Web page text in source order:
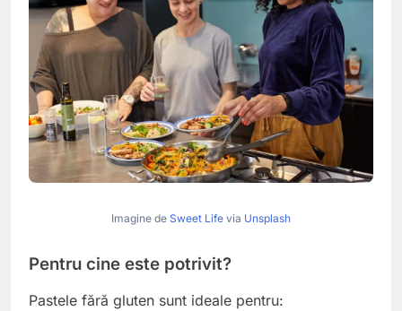
Imagine de Sweet Life via Unsplash
Pentru cine este potrivit?
Pastele fără gluten sunt ideale pentru: